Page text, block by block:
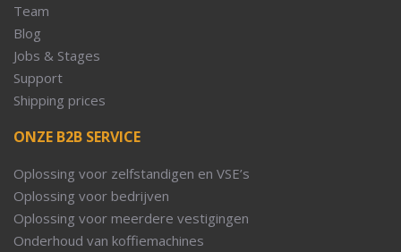
Team
Blog
Jobs & Stages
Support
Shipping prices
ONZE B2B SERVICE
Oplossing voor zelfstandigen en VSE’s
Oplossing voor bedrijven
Oplossing voor meerdere vestigingen
Onderhoud van koffiemachines